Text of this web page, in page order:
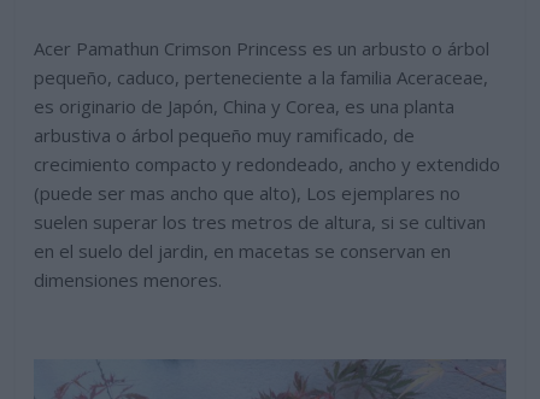
Acer Pamathun Crimson Princess es un arbusto o árbol
pequeño, caduco, perteneciente a la familia Aceraceae,
es originario de Japón, China y Corea, es una planta
arbustiva o árbol pequeño muy ramificado, de
crecimiento compacto y redondeado, ancho y extendido
(puede ser mas ancho que alto), Los ejemplares no
suelen superar los tres metros de altura, si se cultivan
en el suelo del jardin, en macetas se conservan en
dimensiones menores.